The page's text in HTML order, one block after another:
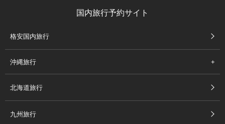
国内旅行予約サイト
格安国内旅行
沖縄旅行
北海道旅行
九州旅行